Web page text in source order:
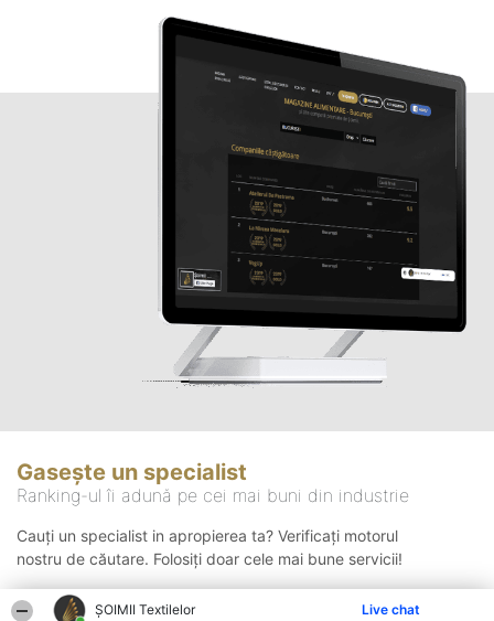
ȘOIMII Textilelor Live chat
Gasește un specialist
Ranking-ul îi adună pe cei mai buni din industrie
Cauți un specialist in apropierea ta? Verificați motorul
nostru de căutare. Folosiți doar cele mai bune servicii!